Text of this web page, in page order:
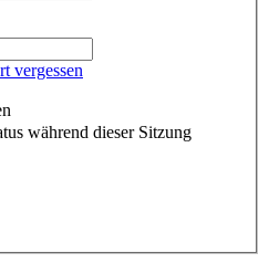
vergessen
während dieser Sitzung